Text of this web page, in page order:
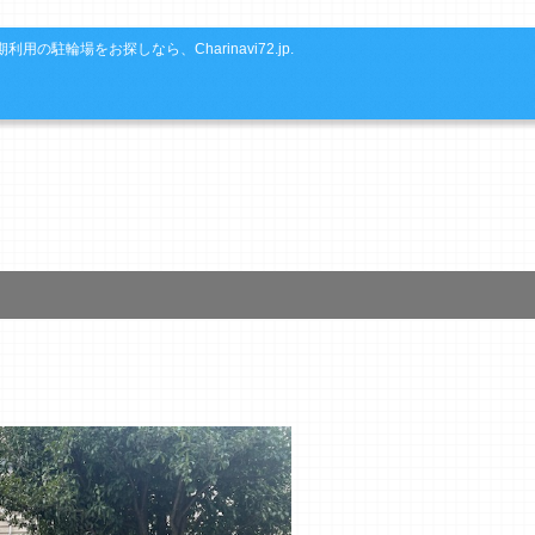
利用の駐輪場をお探しなら、Charinavi72.jp.